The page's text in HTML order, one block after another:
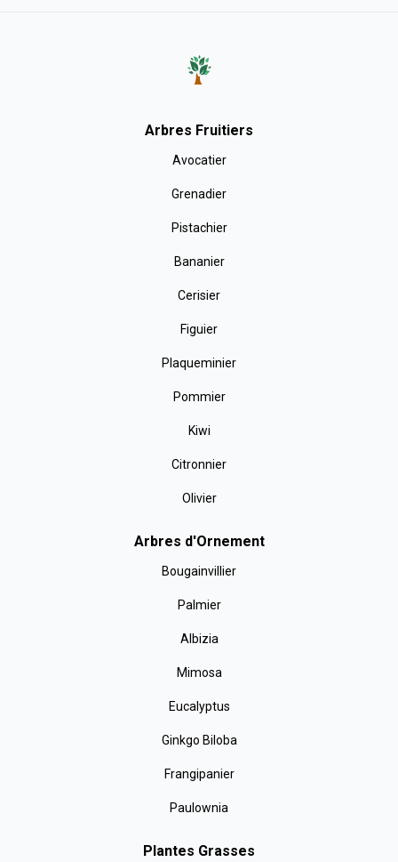
Arbres Fruitiers
Avocatier
Grenadier
Pistachier
Bananier
Cerisier
Figuier
Plaqueminier
Pommier
Kiwi
Citronnier
Olivier
Arbres d'Ornement
Bougainvillier
Palmier
Albizia
Mimosa
Eucalyptus
Ginkgo Biloba
Frangipanier
Paulownia
Plantes Grasses